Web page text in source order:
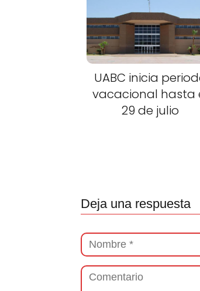
UABC inicia
vacacional hasta
29 de julio
Deja una respuesta